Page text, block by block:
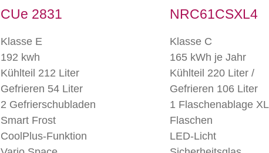
CUe 2831
Klasse E
192 kwh
Kühlteil 212 Liter
Gefrieren 54 Liter
2 Gefrierschubladen
Smart Frost
CoolPlus-Funktion
NRC61CSXL4
Klasse C
165 kWh je Jahr
Kühlteil 220 Liter /
Gefrieren 106 Liter
1 Flaschenablage XL
Flaschen
LED-Licht